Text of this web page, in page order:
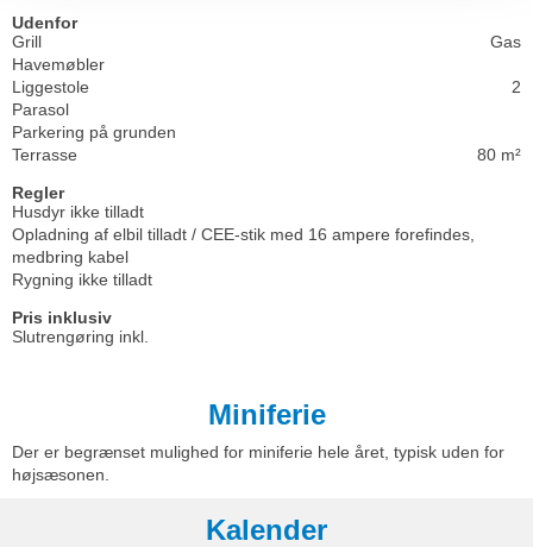
Udenfor
Grill
Gas
Havemøbler
Liggestole
2
Parasol
Parkering på grunden
Terrasse
80 m²
Regler
Husdyr ikke tilladt
Opladning af elbil tilladt / CEE-stik med 16 ampere forefindes,
medbring kabel
Rygning ikke tilladt
Pris inklusiv
Slutrengøring inkl.
Miniferie
Der er begrænset mulighed for miniferie hele året, typisk uden for
højsæsonen.
Kalender